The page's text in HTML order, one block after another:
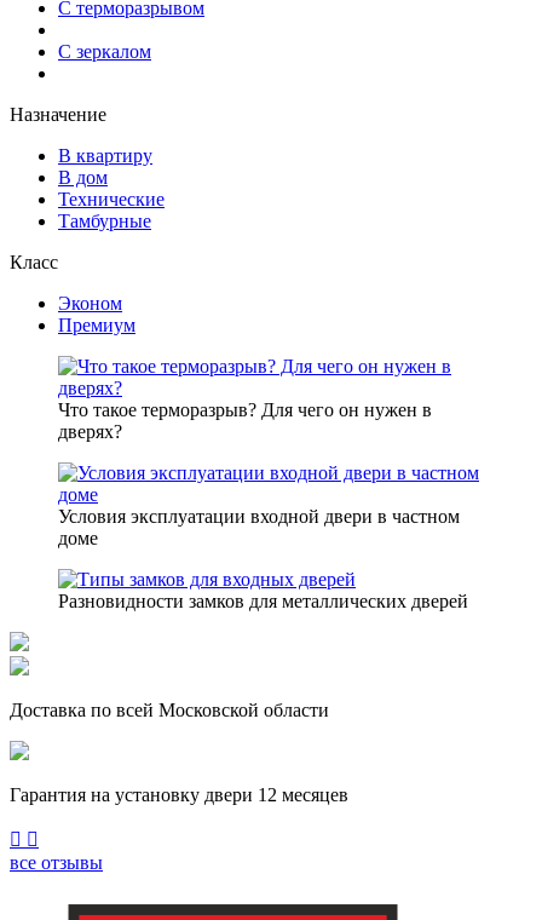
С терморазрывом
С зеркалом
Назначение
В квартиру
В дом
Технические
Тамбурные
Класс
Эконом
Премиум
Что такое терморазрыв? Для чего он нужен в
дверях?
Условия эксплуатации входной двери в частном
доме
Разновидности замков для металлических дверей
Доставка по всей Московской области
Гарантия на установку двери 12 месяцев
Previous
все отзывы